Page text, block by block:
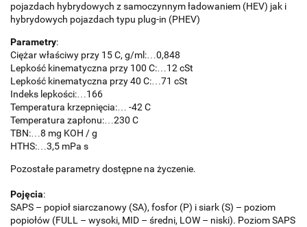
pojazdach hybrydowych z samoczynnym ładowaniem (HEV) jak i
hybrydowych pojazdach typu plug-in (PHEV)
Parametry:
Ciężar właściwy przy 15 C, g/ml:…0,848
Lepkość kinematyczna przy 100 C:…12 cSt
Lepkość kinematyczna przy 40 C:…71 cSt
Indeks lepkości:…166
Temperatura krzepnięcia:… -42 C
Temperatura zapłonu:…230 C
TBN:…8 mg KOH / g
HTHS:…3,5 mPa s
Pozostałe parametry dostępne na życzenie.
Pojęcia:
SAPS – popioł siarczanowy (SA), fosfor (P) i siark (S) – poziom
popiołów (FULL – wysoki, MID – średni, LOW – niski). Poziom SAPS